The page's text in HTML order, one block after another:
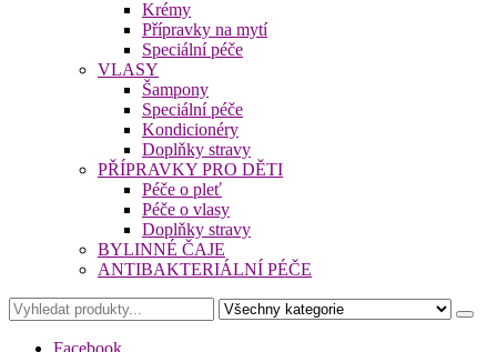
Krémy
Přípravky na mytí
Speciální péče
VLASY
Šampony
Speciální péče
Kondicionéry
Doplňky stravy
PŘÍPRAVKY PRO DĚTI
Péče o pleť
Péče o vlasy
Doplňky stravy
BYLINNÉ ČAJE
ANTIBAKTERIÁLNÍ PÉČE